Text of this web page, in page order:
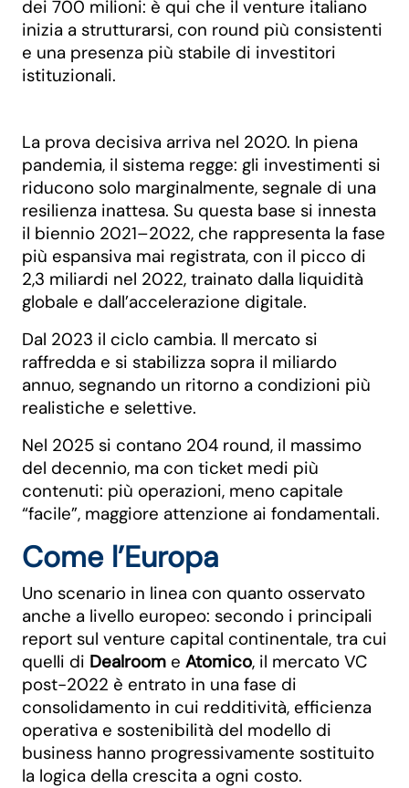
dei 700 milioni: è qui che il venture italiano
inizia a strutturarsi, con round più consistenti
e una presenza più stabile di investitori
istituzionali.
La prova decisiva arriva nel 2020. In piena
pandemia, il sistema regge: gli investimenti si
riducono solo marginalmente, segnale di una
resilienza inattesa. Su questa base si innesta
il biennio 2021–2022, che rappresenta la fase
più espansiva mai registrata, con il picco di
2,3 miliardi nel 2022, trainato dalla liquidità
globale e dall’accelerazione digitale.
Dal 2023 il ciclo cambia. Il mercato si
raffredda e si stabilizza sopra il miliardo
annuo, segnando un ritorno a condizioni più
realistiche e selettive.
Nel 2025 si contano 204 round, il massimo
del decennio, ma con ticket medi più
contenuti: più operazioni, meno capitale
“facile”, maggiore attenzione ai fondamentali.
Come l’Europa
Uno scenario in linea con quanto osservato
anche a livello europeo: secondo i principali
report sul venture capital continentale, tra cui
quelli di Dealroom e Atomico, il mercato VC
post-2022 è entrato in una fase di
consolidamento in cui redditività, efficienza
operativa e sostenibilità del modello di
business hanno progressivamente sostituito
la logica della crescita a ogni costo.